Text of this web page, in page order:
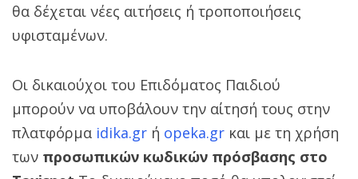
θα δέχεται νέες αιτήσεις ή τροποποιήσεις
υφισταμένων.
Οι δικαιούχοι του Επιδόματος Παιδιού
μπορούν να υποβάλουν την αίτησή τους στην
πλατφόρμα idika.gr ή opeka.gr και με τη χρήση
των προσωπικών κωδικών πρόσβασης στο